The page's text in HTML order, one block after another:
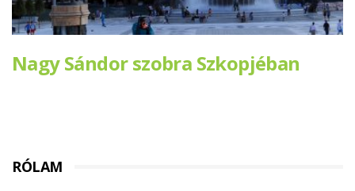
Nagy Sándor szobra Szkopjéban
RÓLAM